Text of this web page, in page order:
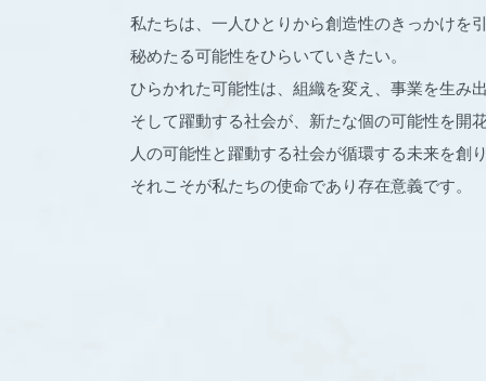
私たちは、一人ひとりから創造性のきっかけを
秘めたる可能性をひらいていきたい。
ひらかれた可能性は、組織を変え、事業を生み
そして躍動する社会が、新たな個の可能性を開
人の可能性と躍動する社会が循環する未来を創
それこそが私たちの使命であり存在意義です。